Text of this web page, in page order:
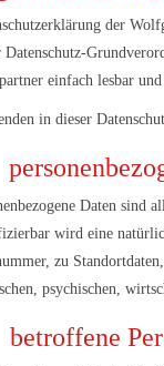
der
Datenschutz-
einfach lesbar
in dieser
Daten sind
wird eine
zu
psychischen,